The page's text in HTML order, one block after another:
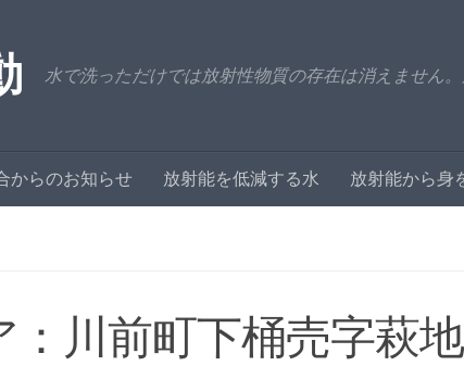
水で洗っただけでは放射性物質の存在は消えません
からのお知らせ 放射能を低減する水 放射能から身
川前町下桶売字萩